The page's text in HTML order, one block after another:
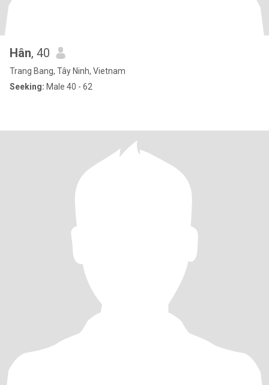
Hân, 40
Trang Bang, Tây Ninh, Vietnam
Seeking: Male 40 - 62